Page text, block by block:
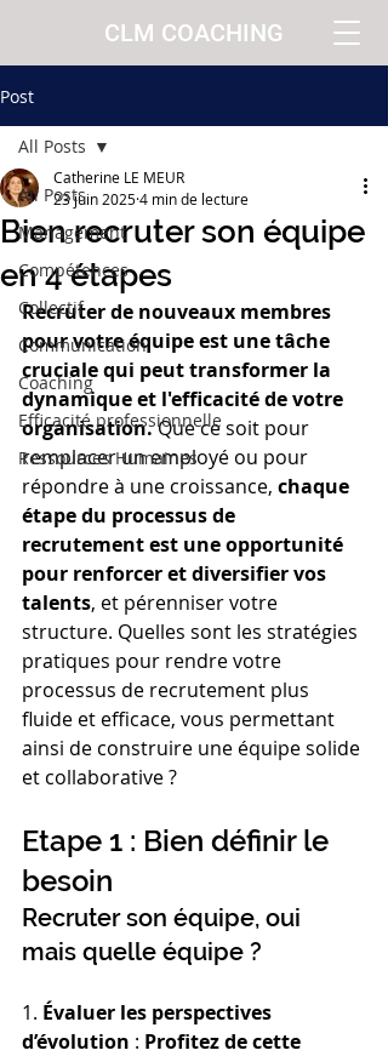
CLM COACHING
Post
All Posts
Management
Compétences
Collectif
Communication
Coaching
Efficacité professionnelle
Ressources Humaines
All Posts
Bien recruter son équipe
en 4 étapes
Catherine LE MEUR
23 juin 20254 min de lecture
Recruter de nouveaux membres
pour votre équipe est une tâche
cruciale qui peut transformer la
dynamique et l'efficacité de votre
organisation. Que ce soit pour
remplacer un employé ou pour
répondre à une croissance, chaque
étape du processus de
recrutement est une opportunité
pour renforcer et diversifier vos
talents, et pérenniser votre
structure. Quelles sont les stratégies
pratiques pour rendre votre
processus de recrutement plus
fluide et efficace, vous permettant
ainsi de construire une équipe solide
et collaborative ?
Etape 1 : Bien définir le
besoin
Recruter son équipe, oui
mais quelle équipe ?
1. Évaluer les perspectives
d’évolution : Profitez de cette